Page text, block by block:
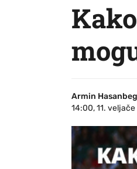
Armin
14:00, 11. veljače